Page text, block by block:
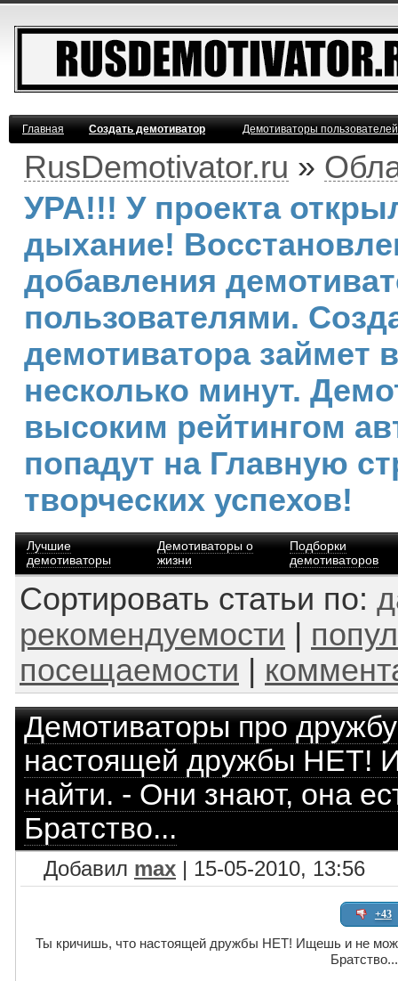
Главная Создать демотиватор Демотиваторы
RusDemotivator.ru »
УРА!!! У проекта
дыхание!
добавления
пользователями.
демотиватора займет
несколько минут.
высоким рейтингом
попадут на Главную
творческих успехов!
Лучшие
демотиваторы
Демотиваторы о
жизни
Подборки
демотиваторов
Сортировать статьи по:
рекомендуемости
посещаемости
Демотиваторы про дружбу
настоящей дружбы НЕТ!
найти. - Они знают, она
Братство...
Добавил max | 15-05-2010, 13:56
+43
Ты кричишь, что настоящей дружбы НЕТ! Ищешь и не
Братство...